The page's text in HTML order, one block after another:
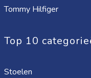
Tommy Hilfiger
Top 10
Stoelen